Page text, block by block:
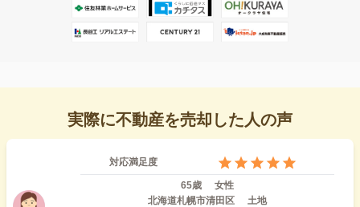
実際に不動産を売却した人の声
対応満足度
65歳
女性
北海道札幌市清田区
土地